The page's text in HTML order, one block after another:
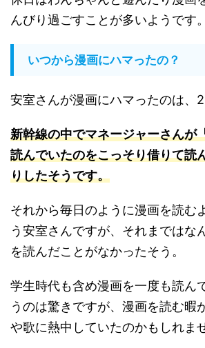
んびり過ごすことが多いようです。
いつから漫画にハマったの？
安室さんが漫画にハマったのは、
新幹線の中でマネージャーさんが
読んでいたのをこっそり借りて読
りしたそうです。
それから毎日のように漫画を読む
う安室さんですが、それまではな
を読んだことがなかったそう。
学生時代も含め漫画を一度も読ん
うのは驚きですが、漫画を読む暇
や歌に熱中していたのかもしれま